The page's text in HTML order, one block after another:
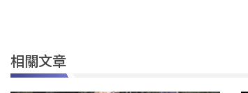
相關文章